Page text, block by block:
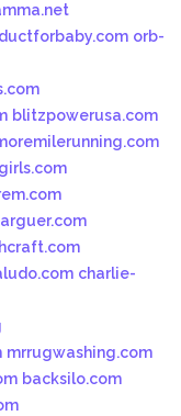
orb-
blitzpowerusa.com
charlie-
mrrugwashing.com
backsilo.com